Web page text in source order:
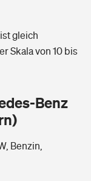
Alter?
gleich
Skala von 10 bis
Benz
Benzin,